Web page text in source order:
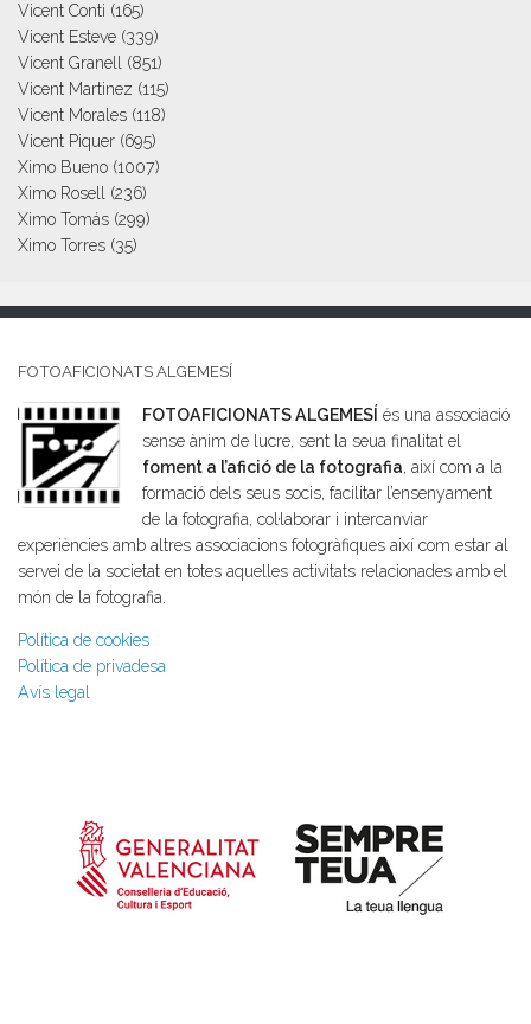
Vicent Conti (165)
Vicent Esteve (339)
Vicent Granell
(851)
Vicent Martinez (115)
Vicent Morales (118)
Vicent Piquer (695)
Ximo Bueno (1007)
Ximo Rosell
(236)
Ximo Tomás (299)
Ximo Torres (35)
FOTOAFICIONATS ALGEMESÍ
FOTOAFICIONATS ALGEMESÍ és una associació
sense ànim de lucre, sent la seua finalitat el
foment a l’afició de la fotografia, així com a la
formació dels seus socis, facilitar l’ensenyament
de la fotografia, col·laborar i intercanviar
experiències amb altres associacions fotogràfiques així com estar al
servei de la societat en totes aquelles activitats relacionades amb el
món de la fotografia.
Política de cookies
Política de privadesa
Avís legal